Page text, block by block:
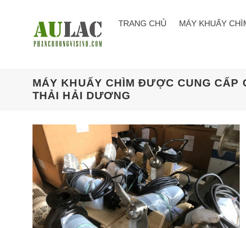
TRANG CHỦ MÁY KHUẤY
MÁY KHUẤY CHÌM ĐƯỢC CUNG CẤP
THẢI HẢI DƯƠNG